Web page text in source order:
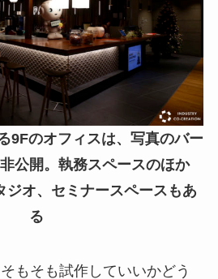
9Fのオフィスは、写真のバー
公開。執務スペースのほか
ジオ、セミナースペースもあ
る
もそも試作していいかどう